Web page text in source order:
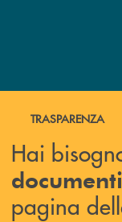
Hai bisogno di
TRASPARENZA
Hai
documenti
pagina